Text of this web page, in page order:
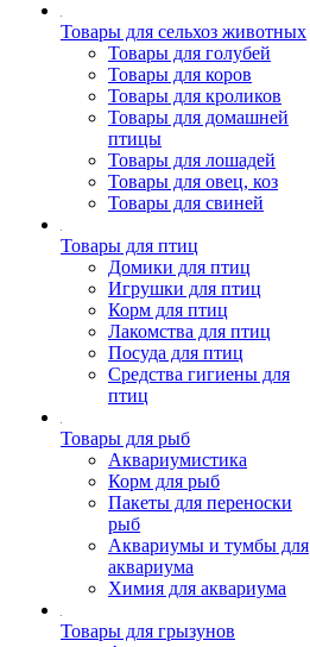
Товары для сельхоз животных
Товары для голубей
Товары для коров
Товары для кроликов
Товары для домашней
птицы
Товары для лошадей
Товары для овец, коз
Товары для свиней
Товары для птиц
Домики для птиц
Игрушки для птиц
Корм для птиц
Лакомства для птиц
Посуда для птиц
Средства гигиены для
птиц
Товары для рыб
Аквариумистика
Корм для рыб
Пакеты для переноски
рыб
Аквариумы и тумбы для
аквариума
Химия для аквариума
Товары для грызунов